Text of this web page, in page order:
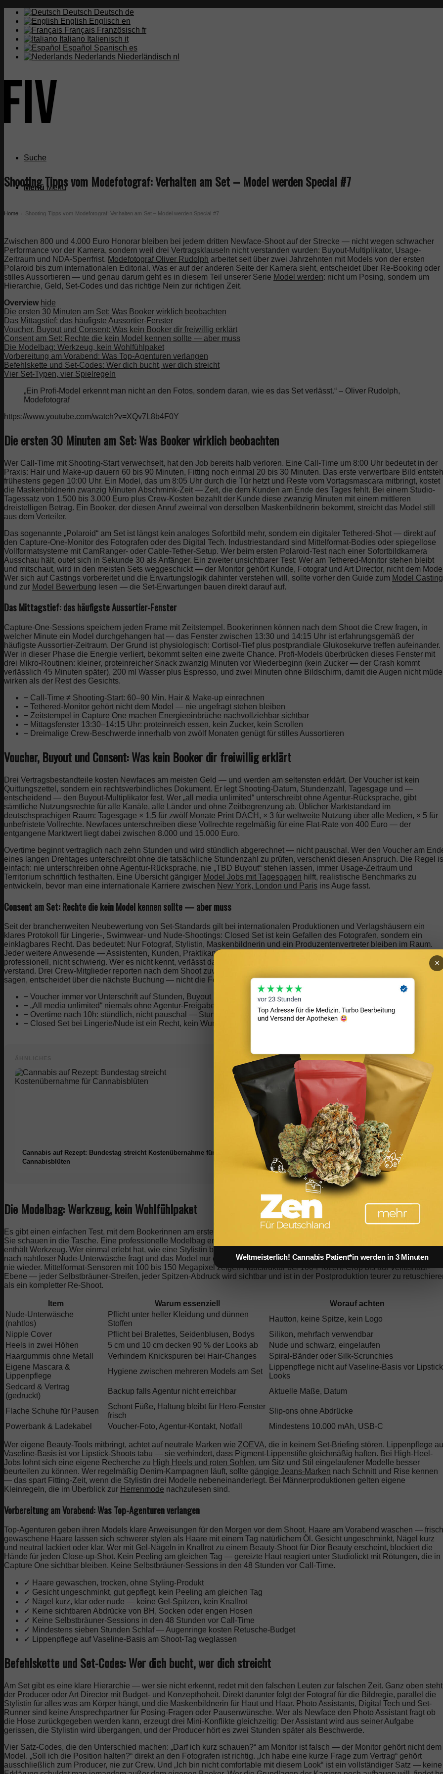
Deutsch Deutsch de
English Englisch en
Français Französisch fr
Italiano Italienisch it
Español Spanisch es
Nederlands Niederländisch nl
Suche
Menü Menü
Shooting Tipps vom Modefotograf: Verhalten am Set – Model werden Special #7
Home Shooting Tipps vom Modefotograf: Verhalten am Set – Model werden Special #7
Zwischen 800 und 4.000 Euro Honorar bleiben bei jedem dritten Newface-Shoot auf der Strecke — nicht wegen schwacher
Performance vor der Kamera, sondern weil drei Vertragsklauseln nicht verstanden wurden: Buyout-Multiplikator, Usage-
Zeitraum und NDA-Sperrfrist. Modefotograf Oliver Rudolph arbeitet seit über zwei Jahrzehnten mit Models von der ersten
Polaroid bis zum internationalen Editorial. Was er auf der anderen Seite der Kamera sieht, entscheidet über Re-Booking oder
stilles Aussortieren — und genau darum geht es in diesem Teil unserer Serie Model werden: nicht um Posing, sondern um
Hierarchie, Geld, Set-Codes und das richtige Nein zur richtigen Zeit.
Overview hide
Die ersten 30 Minuten am Set: Was Booker wirklich beobachten
Das Mittagstief: das häufigste Aussortier-Fenster
Voucher, Buyout und Consent: Was kein Booker dir freiwillig erklärt
Consent am Set: Rechte die kein Model kennen sollte — aber muss
Die Modelbag: Werkzeug, kein Wohlfühlpaket
Vorbereitung am Vorabend: Was Top-Agenturen verlangen
Befehlskette und Set-Codes: Wer dich bucht, wer dich streicht
Vier Set-Typen, vier Spielregeln
„Ein Profi-Model erkennt man nicht an den Fotos, sondern daran, wie es das Set verlässt.“ – Oliver Rudolph,
Modefotograf
https://www.youtube.com/watch?v=XQv7L8b4F0Y
Die ersten 30 Minuten am Set: Was Booker wirklich beobachten
Wer Call-Time mit Shooting-Start verwechselt, hat den Job bereits halb verloren. Eine Call-Time um 8:00 Uhr bedeutet in der
Praxis: Hair und Make-up dauern 60 bis 90 Minuten, Fitting noch einmal 20 bis 30 Minuten. Das erste verwertbare Bild
frühestens gegen 10:00 Uhr. Ein Model, das um 8:05 Uhr durch die Tür hetzt und Reste vom Vortagsmascara mitbringt, kostet
die Maskenbildnerin zwanzig Minuten Abschmink-Zeit — Zeit, die dem Kunden am Ende des Tages fehlt. Bei einem Studio-
Tagessatz von 1.500 bis 3.000 Euro plus Crew-Kosten bezahlt der Kunde diese zwanzig Minuten mit einem mittleren
dreistelligen Betrag. Ein Booker, der diesen Anruf zweimal von derselben Maskenbildnerin bekommt, streicht das Model still
aus dem Verteiler.
Das sogenannte „Polaroid“ am Set ist längst kein analoges Sofortbild mehr, sondern ein digitaler Tethered-Shot — direkt auf
den Capture-One-Monitor des Fotografen oder des Digital Tech. Industriestandard sind Mittelformat-Bodies oder spiegellose
Vollformatsysteme mit CamRanger- oder Cable-Tether-Setup. Wer beim ersten Polaroid-Test nach einer Sofortbildkamera
Ausschau hält, outet sich in Sekunde 30 als Anfänger. Ein zweiter unsichtbarer Test: Wer am Tethered-Monitor stehen bleibt
und mitschaut, wird in den meisten Sets weggeschickt — der Monitor gehört Kunde, Fotograf und Art Director, nicht dem
Wer sich auf Castings vorbereitet und die Erwartungslogik dahinter verstehen will, sollte vorher den Guide zum Model Casting
und zur Model Bewerbung lesen — die Set-Erwartungen bauen direkt darauf auf.
Das Mittagstief: das häufigste Aussortier-Fenster
Capture-One-Sessions speichern jeden Frame mit Zeitstempel. Bookerinnen können nach dem Shoot die Crew fragen, in
welcher Minute ein Model durchgehangen hat — das Fenster zwischen 13:30 und 14:15 Uhr ist erfahrungsgemäß der
häufigste Aussortier-Zeitraum. Der Grund ist physiologisch: Cortisol-Tief plus postprandiale Glukosekurve treffen aufeinander.
Wer in dieser Phase die Energie verliert, bekommt selten eine zweite Chance. Profi-Models überbrücken dieses Fenster mit
drei Mikro-Routinen: kleiner, proteinreicher Snack zwanzig Minuten vor Wiederbeginn (kein Zucker — der Crash kommt
verlässlich 45 Minuten später), 200 ml Wasser plus Espresso, und zwei Minuten ohne Bildschirm, damit die Augen nicht
wirken als der Rest des Gesichts.
− Call-Time ≠ Shooting-Start: 60–90 Min. Hair & Make-up einrechnen
− Tethered-Monitor gehört nicht dem Model — nie ungefragt stehen bleiben
− Zeitstempel in Capture One machen Energieeinbrüche nachvollziehbar sichtbar
− Mittagsfenster 13:30–14:15 Uhr: proteinreich essen, kein Zucker, kein Scrollen
− Dreimalige Crew-Beschwerde innerhalb von zwölf Monaten genügt für stilles Aussortieren
Voucher, Buyout und Consent: Was kein Booker dir freiwillig erklärt
Drei Vertragsbestandteile kosten Newfaces am meisten Geld — und werden am seltensten erklärt. Der Voucher ist kein
Quittungszettel, sondern ein rechtsverbindliches Dokument. Er legt Shooting-Datum, Stundenzahl, Tagesgage und —
entscheidend — den Buyout-Multiplikator fest. Wer „all media unlimited“ unterschreibt ohne Agentur-Rücksprache, gibt
sämtliche Nutzungsrechte für alle Kanäle, alle Länder und ohne Zeitbegrenzung ab. Üblicher Marktstandard im
deutschsprachigen Raum: Tagesgage × 1,5 für zwölf Monate Print DACH, × 3 für weltweite Nutzung über alle Medien, × 5 für
unbefristete Vollrechte. Newfaces unterschreiben diese Vollrechte regelmäßig für eine Flat-Rate von 400 Euro — der
entgangene Marktwert liegt dabei zwischen 8.000 und 15.000 Euro.
Overtime beginnt vertraglich nach zehn Stunden und wird stündlich abgerechnet — nicht pauschal. Wer den Voucher am
eines langen Drehtages unterschreibt ohne die tatsächliche Stundenzahl zu prüfen, verschenkt diesen Anspruch. Die Regel
einfach: nie unterschreiben ohne Agentur-Rücksprache, nie „TBD Buyout“ stehen lassen, immer Usage-Zeitraum und
Territorium schriftlich festhalten. Eine Übersicht gängiger Model Jobs mit Tagesgagen hilft, realistische Benchmarks zu
entwickeln, bevor man eine internationale Karriere zwischen New York, London und Paris ins Auge fasst.
Consent am Set: Rechte die kein Model kennen sollte — aber muss
Seit der branchenweiten Neubewertung von Set-Standards gilt bei internationalen Produktionen und Verlagshäusern ein
klares Protokoll für Lingerie-, Swimwear- und Nude-Shootings: Closed Set ist kein Gefallen des Fotografen, sondern ein
einklagbares Recht. Das bedeutet: Nur Fotograf, Stylistin, Maskenbildnerin und ein Produzentenvertreter bleiben im Raum.
Jeder weitere Anwesende — Assistenten, Kunden, Praktikanten — verlässt das Set. Wer dieses Recht einfordert, handelt
professionell, nicht schwierig. Wer es nicht kennt, verlässt das Set mit einem unguten Gefühl und einem Vertrag, den er nicht
verstand. Drei Crew-Mitglieder reporten nach dem Shoot zuverlässig zurück: Maskenbildnerin, Stylistin und Producer. Was sie
sagen, entscheidet über die nächste Buchung — nicht die Fotos.
− Voucher immer vor Unterschrift auf Stunden, Buyout und Usage-Territorium prüfen
− „All media unlimited“ niemals ohne Agentur-Freigabe unterschreiben
− Overtime nach 10h: stündlich, nicht pauschal — Stundenzahl auf dem Voucher prüfen
− Closed Set bei Lingerie/Nude ist ein Recht, kein Wunsch
Cannabis auf Rezept: Bundestag streicht Kostenübernahme für
Cannabisblüten
Bodenrichtwert vs. Verkehrswert: Was Investoren bei
Immobilien wirklich wissen müssen
Die Modelbag: Werkzeug, kein Wohlfühlpaket
Es gibt einen einfachen Test, mit dem Bookerinnen am ersten Drehtag erkennen, ob ein Model längerfristig im Geschäft bleibt:
Sie schauen in die Tasche. Eine professionelle Modelbag enthält kein Buch, keinen Hoodie und keine Snackauswahl. Sie
enthält Werkzeug. Wer einmal erlebt hat, wie eine Stylistin bei einem Editorial-Shoot für Häuser wie
nach nahtloser Nude-Unterwäsche fragt und das Model nur ein schwarzes Spitzen-Set mitgebracht hat, vergisst diese Lektion
nie wieder. Mittelformat-Sensoren mit 100 bis 150 Megapixel zeigen Hautstruktur bei 100-Prozent-Crop bis auf Vellushaar-
Ebene — jeder Selbstbräuner-Streifen, jeder Spitzen-Abdruck wird sichtbar und ist in der Postproduktion teurer zu
als ein kompletter Re-Shoot.
Item Warum essenziell
Worauf achten
Nude-Unterwäsche
(nahtlos)
Pflicht unter heller Kleidung und dünnen
Stoffen
Hautton, keine Spitze, kein Logo
Nipple Cover
Pflicht bei Bralettes, Seidenblusen, Bodys
Silikon, mehrfach verwendbar
Heels in zwei Höhen
5 cm und 10 cm decken 90 % der Looks ab
Nude und schwarz, eingelaufen
Haargummis ohne Metall
Verhindern Knickspuren bei Hair-Changes
Spiral-Bänder oder Silk-Scrunchies
Eigene Mascara &
Lippenpflege
Hygiene zwischen mehreren Models am Set
Lippenpflege nicht auf Vaseline-Basis vor
Looks
Sedcard & Vertrag
(gedruckt)
Backup falls Agentur nicht erreichbar Aktuelle Maße, Datum
Flache Schuhe für Pausen
Schont Füße, Haltung bleibt für Hero-Fenster
frisch
Slip-ons ohne Abdrücke
Powerbank & Ladekabel
Voucher-Foto, Agentur-Kontakt, Notfall Mindestens 10.000 mAh, USB-C
Wer eigene Beauty-Tools mitbringt, achtet auf neutrale Marken wie ZOEVA, die in keinem Set-Briefing stören. Lippenpflege
Vaseline-Basis ist vor Lipstick-Shoots tabu — sie verhindert, dass Pigment-Lippenstifte gleichmäßig haften. Bei High-Heel-
Jobs lohnt sich eine eigene Recherche zu High Heels und roten Sohlen, um Sitz und Stil eingelaufener Modelle besser
beurteilen zu können. Wer regelmäßig Denim-Kampagnen läuft, sollte gängige Jeans-Marken nach Schnitt und Rise kennen
— das spart Fitting-Zeit, wenn die Stylistin drei Modelle nebeneinanderlegt. Bei Männerproduktionen gelten eigene
Kleinregeln, die im Überblick zur Herrenmode nachzulesen sind.
Vorbereitung am Vorabend: Was Top-Agenturen verlangen
Top-Agenturen geben ihren Models klare Anweisungen für den Morgen vor dem Shoot. Haare am Vorabend waschen — frisch
gewaschene Haare lassen sich schwerer stylen als Haare mit einem Tag natürlichem Öl. Gesicht ungeschminkt, Nägel kurz
und neutral lackiert oder klar. Wer mit Gel-Nägeln in Knallrot zu einem Beauty-Shoot für Dior Beauty erscheint, blockiert die
Hände für jeden Close-up-Shot. Kein Peeling am gleichen Tag — gereizte Haut reagiert unter Studiolickt mit Rötungen, die in
Capture One sichtbar bleiben. Keine Selbstbräuner-Sessions in den 48 Stunden vor Call-Time.
✓ Haare gewaschen, trocken, ohne Styling-Produkt
✓ Gesicht ungeschminkt, gut gepflegt, kein Peeling am gleichen Tag
✓ Nägel kurz, klar oder nude — keine Gel-Spitzen, kein Knallrot
✓ Keine sichtbaren Abdrücke von BH, Socken oder engen Hosen
✓ Keine Selbstbräuner-Sessions in den 48 Stunden vor Call-Time
✓ Mindestens sieben Stunden Schlaf — Augenringe kosten Retusche-Budget
✓ Lippenpflege auf Vaseline-Basis am Shoot-Tag weglassen
Befehlskette und Set-Codes: Wer dich bucht, wer dich streicht
Am Set gibt es eine klare Hierarchie — wer sie nicht erkennt, redet mit den falschen Leuten zur falschen Zeit. Ganz oben steht
der Producer oder Art Director mit Budget- und Konzepthoheit. Direkt darunter folgt der Fotograf für die Bildregie, parallel die
Stylistin für alles was am Körper hängt, und die Maskenbildnerin für Haut und Haar. Photo Assistants, Digital Tech und Set-
Runner sind keine Ansprechpartner für Posing-Fragen oder Pausenwünsche. Wer als Newface den Photo Assistant fragt ob
die Hose zurückgegeben werden kann, erzeugt drei Mini-Konflikte gleichzeitig: Der Assistant wird aus seiner Aufgabe
gerissen, die Stylistin wird übergangen, und der Producer hört es zwei Stunden später als Beschwerde.
Vier Satz-Codes, die den Unterschied machen: „Darf ich kurz schauen?“ am Monitor ist falsch — der Monitor gehört nicht dem
Model. „Soll ich die Position halten?“ direkt an den Fotografen ist richtig. „Ich habe eine kurze Frage zum Vertrag“ gehört
ausschließlich zum Producer, nie zur Crew. Und „Ich bin nicht comfortable mit diesem Look“ ist ein vollständiger Satz — keine
Weltmeisterlich! Cannabis Patient*in werden in 3 Minuten
×